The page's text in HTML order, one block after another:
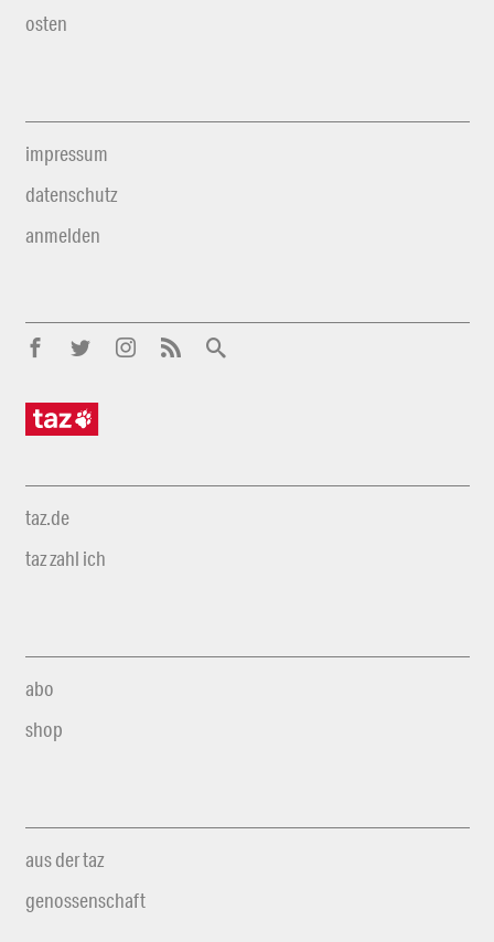
osten
impressum
datenschutz
anmelden
taz.de
taz zahl ich
abo
shop
aus der taz
genossenschaft